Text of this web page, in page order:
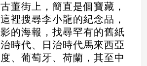
董街上，簡直是個寶藏，
裡搜尋李小龍的紀念品，
的海報，找尋罕有的舊紙
時代、日治時代馬來西亞
、葡萄牙、荷蘭，其至中